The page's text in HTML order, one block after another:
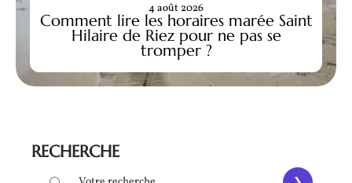
Comment lire les horaires marée Saint
Hilaire de Riez pour ne pas se
tromper ?
4 août 2026
RECHERCHE